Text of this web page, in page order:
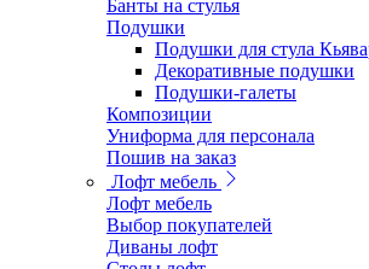
Банты на стулья
Подушки
Подушки для стула
Декоративные подушки
Подушки-галеты
Композиции
Униформа для персонала
Пошив на заказ
Лофт мебель
Лофт мебель
Выбор покупателей
Диваны лофт